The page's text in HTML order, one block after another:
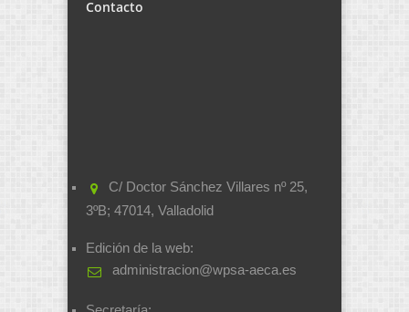
Contacto
C/ Doctor Sánchez Villares nº 25,
3ºB; 47014, Valladolid
Edición de la web:
administracion@wpsa-aeca.es